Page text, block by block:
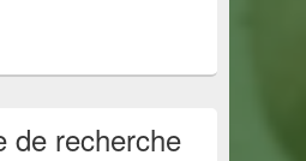
de recherche